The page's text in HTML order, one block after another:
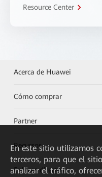
Resource Center
Acerca de Huawei
Cómo comprar
Partner
Recursos
Enlaces directos
En este sitio utilizamos
terceros, para que el
analizar el tráfico,